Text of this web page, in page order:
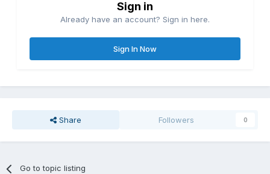
Sign in
Already have an account? Sign in here.
Sign In Now
Share Followers 0
Go to topic listing